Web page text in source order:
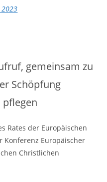
2023
gemeinsam zu
Schöpfung
pflegen
Rates der Europäischen
Konferenz Europäischer
Christlichen